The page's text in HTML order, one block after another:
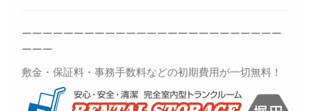
ーーーーーーーーーーーーーーーーーーーーーーーーー
ーーー
敷金・保証料・事務手数料などの初期費用が一切無料！